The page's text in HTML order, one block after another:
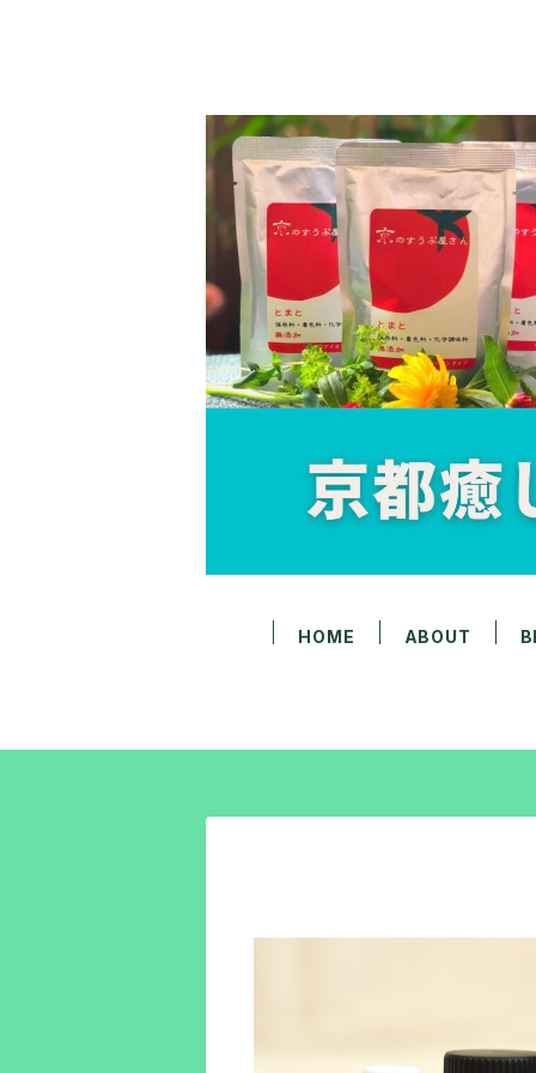
HOME ABOUT